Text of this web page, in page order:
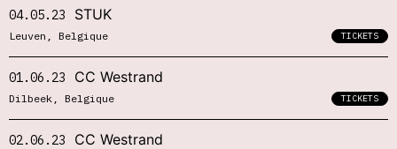
04.05.23 STUK
Leuven, Belgique TICKETS
01.06.23 CC Westrand
Dilbeek, Belgique TICKETS
02.06.23 CC Westrand